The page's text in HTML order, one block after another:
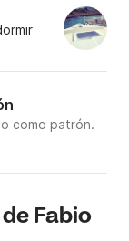
como patrón.
Fabio